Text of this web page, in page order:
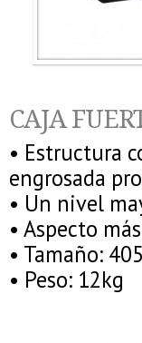
CAJA
• Estructura
engrosada
• Un nivel
• Aspecto
• Tamaño:
• Peso: 12kg